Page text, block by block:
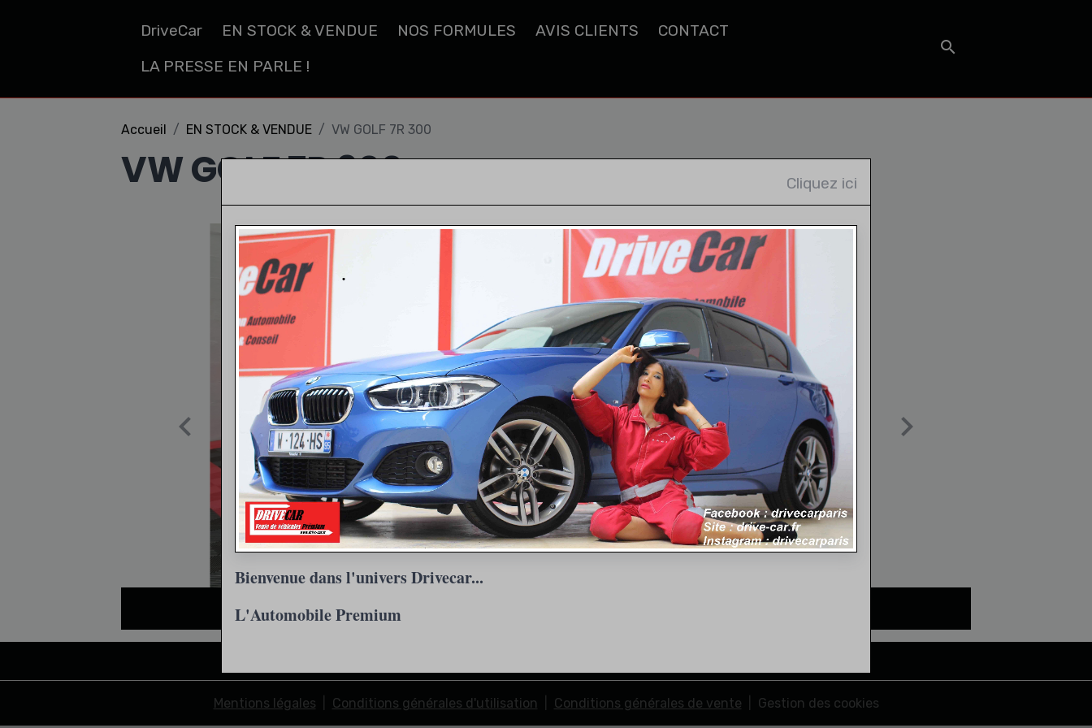
DriveCar EN STOCK & VENDUE NOS FORMULES AVIS CLIENTS
CONTACT
LA PRESSE EN PARLE !
Accueil EN STOCK & VENDUE VW GOLF 7R 300
VW GOLF 7R 300
Mentions légales Conditions générales d'utilisation Conditions générales de vente Gestion des cookies
Cliquez ici
Bienvenue dans l'univers Drivecar...
L'Automobile Premium